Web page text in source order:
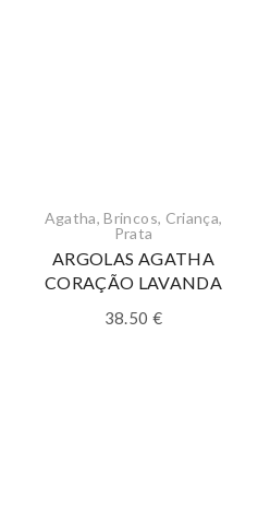
Agatha,Brincos, Criança,
Prata
ARGOLAS AGATHA
CORAÇÃO LAVANDA
38.50 €